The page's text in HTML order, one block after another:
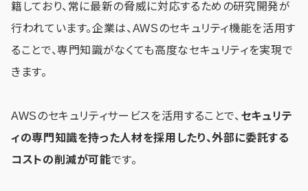
籍しており、常に最新の脅威に対応するための研究開発が
行われています。企業は、AWSのセキュリティ機能を活用す
ることで、専門知識がなくても高度なセキュリティを実現で
きます。
AWSのセキュリティサービスを活用することで、 セキュリテ
ィの専門知識を持った人材を採用したり、外部に委託する
コストの削減が可能です。